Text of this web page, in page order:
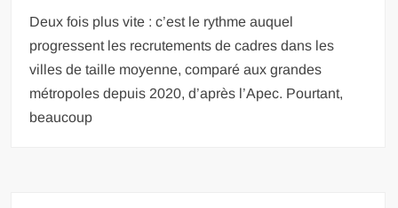
Deux fois plus vite : c’est le rythme auquel
progressent les recrutements de cadres dans les
villes de taille moyenne, comparé aux grandes
métropoles depuis 2020, d’après l’Apec. Pourtant,
beaucoup